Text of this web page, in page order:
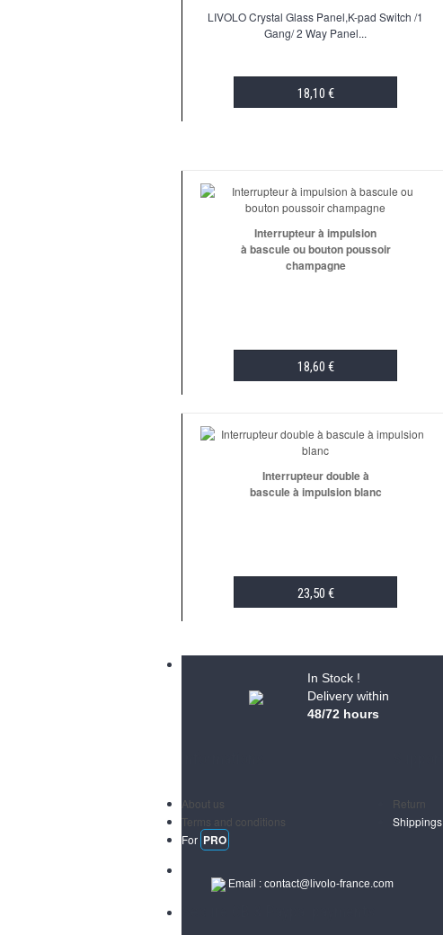
LIVOLO Crystal Glass Panel,K-pad Switch /1
Gang/ 2 Way Panel...
18,10 €
Interrupteur à impulsion
à bascule ou bouton poussoir
champagne
18,60 €
Interrupteur double à
bascule à impulsion blanc
23,50 €
In Stock !
Delivery within
48/72 hours
About us
Terms and conditions
For PRO
Return
Shippings
Email :contact@livolo-france.com